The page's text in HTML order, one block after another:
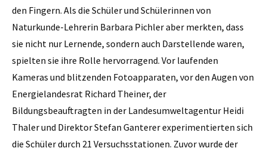
den Fingern. Als die Schüler und Schülerinnen von
Naturkunde-Lehrerin Barbara Pichler aber merkten, dass
sie nicht nur Lernende, sondern auch Darstellende waren,
spielten sie ihre Rolle hervorragend. Vor laufenden
Kameras und blitzenden Fotoapparaten, vor den Augen von
Energielandesrat Richard Theiner, der
Bildungsbeauftragten in der Landesumweltagentur Heidi
Thaler und Direktor Stefan Ganterer experimentierten sich
die Schüler durch 21 Versuchsstationen. Zuvor wurde der